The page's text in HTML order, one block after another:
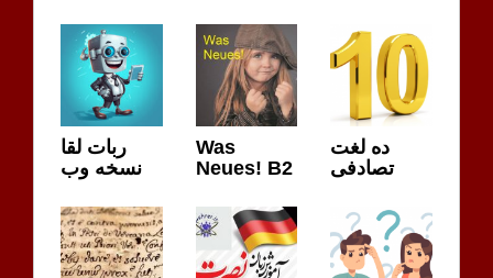
ربات لقا
نسخه وب
Was
Neues! B2
ده لغت
تصادفی